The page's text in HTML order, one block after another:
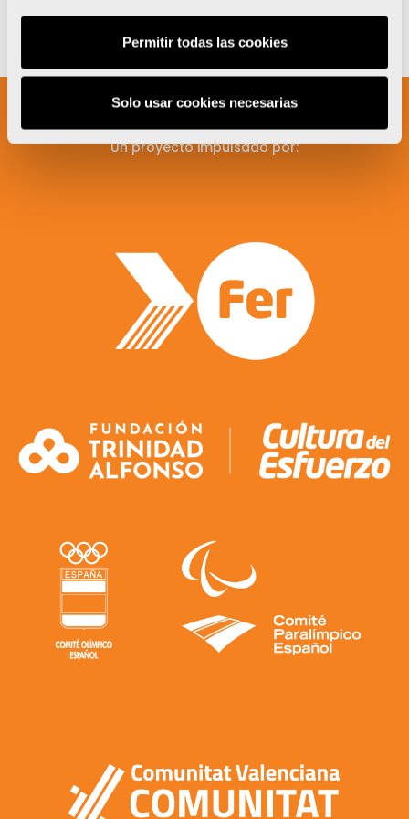
Permitir todas las cookies
Solo usar cookies necesarias
Un proyecto impulsado por: